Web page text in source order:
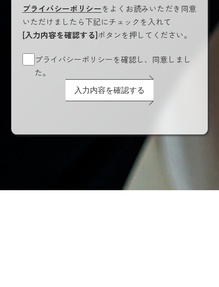
プライバシーポリシーをよくお読みいただき同意
いただけましたら下記にチェックを入れて
[入力内容を確認する]ボタンを押してください。
プライバシーポリシーを確認し、同意しまし
た。